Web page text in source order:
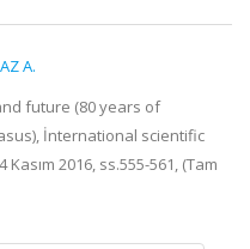
A.
future (80 years of
İnternational scientific
2016, ss.555-561, (Tam